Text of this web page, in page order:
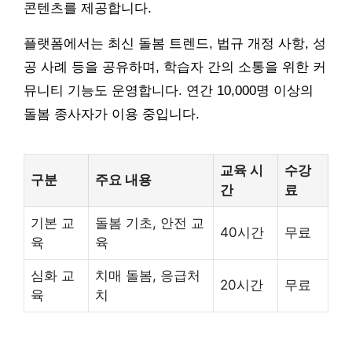
콘텐츠를 제공합니다.
플랫폼에서는 최신 돌봄 트렌드, 법규 개정 사항, 성
공 사례 등을 공유하며, 학습자 간의 소통을 위한 커
뮤니티 기능도 운영합니다. 연간 10,000명 이상의
돌봄 종사자가 이용 중입니다.
구분 주요 내용
교육 시
간
수강
료
기본 교
육
돌봄 기초, 안전 교
육
40시간 무료
심화 교
육
치매 돌봄, 응급처
치
20시간 무료